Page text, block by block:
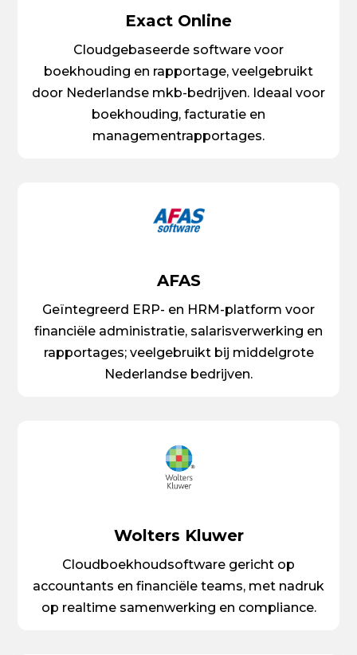
Exact Online
Cloudgebaseerde software voor
boekhouding en rapportage, veelgebruikt
door Nederlandse mkb-bedrijven. Ideaal voor
boekhouding, facturatie en
managementrapportages.
AFAS
Geïntegreerd ERP- en HRM-platform voor
financiële administratie, salarisverwerking en
rapportages; veelgebruikt bij middelgrote
Nederlandse bedrijven.
Wolters Kluwer
Cloudboekhoudsoftware gericht op
accountants en financiële teams, met nadruk
op realtime samenwerking en compliance.